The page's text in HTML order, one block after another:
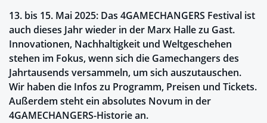
13. bis 15. Mai 2025: Das 4GAMECHANGERS Festival ist
auch dieses Jahr wieder in der Marx Halle zu Gast.
Innovationen, Nachhaltigkeit und Weltgeschehen
stehen im Fokus, wenn sich die Gamechangers des
Jahrtausends versammeln, um sich auszutauschen.
Wir haben die Infos zu Programm, Preisen und Tickets.
Außerdem steht ein absolutes Novum in der
4GAMECHANGERS-Historie an.